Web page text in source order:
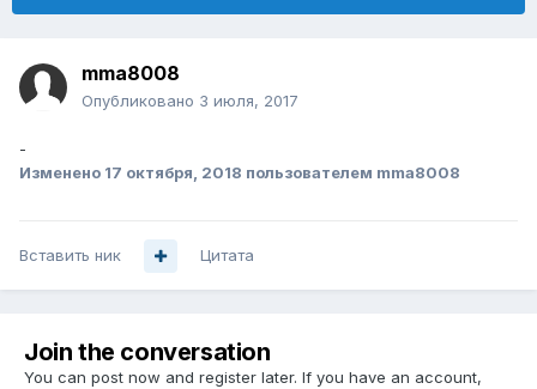
mma8008
Опубликовано 3 июля, 2017
-
Изменено 17 октября, 2018 пользователем mma8008
Вставить ник Цитата
Join the conversation
You can post now and register later. If you have an account,